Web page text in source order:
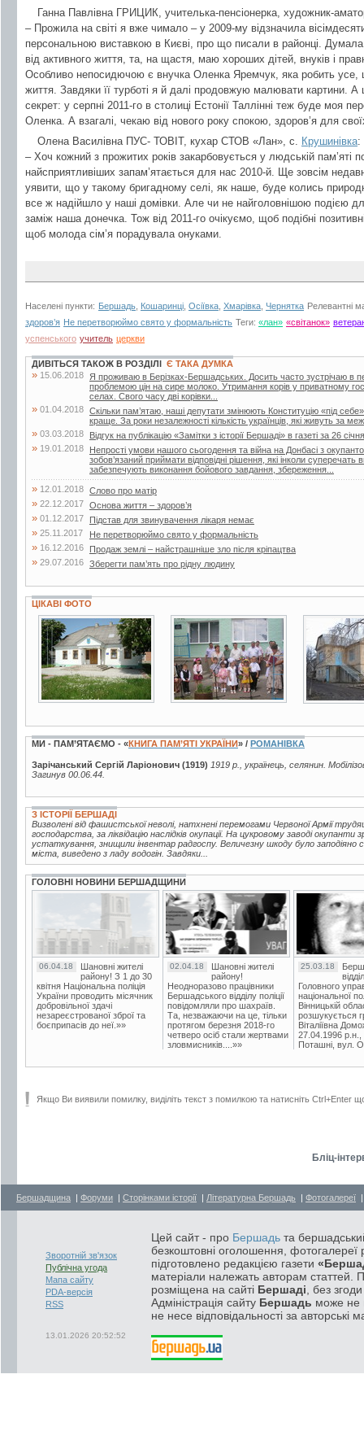
Ганна Павлівна ГРИЦИК, учителька-пенсіонерка, художник-
– Прожила на світі я вже чимало – у 2009-му відзначила
персональною виставкою в Києві, про що писали в районці.
від активного життя, та, на щастя, маю хороших дітей, внуків і
Особливо непосидючою є внучка Оленка Яремчук, яка робить усе,
життя. Завдяки її турботі я й далі продовжую малювати картини.
секрет: у серпні 2011-го в столиці Естонії Таллінні теж буде моя
Оленка. А взагалі, чекаю від нового року спокою, здоров’я для
Олена Василівна ПУС- ТОВІТ, кухар СТОВ «Лан», с. Крушинівка:
– Хоч кожний з прожитих років закарбовується у людській пам’яті
найсприятливіших запам’ятається для нас 2010-й. Ще зовсім
уявити, що у такому бригадному селі, як наше, буде колись
все ж надійшло у наші домівки. Але чи не найголовнішою подією
заміж наша донечка. Тож від 2011-го очікуємо, щоб подібні
щоб молода сім’я порадувала онуками.
Населені пункти: Бершадь Кошаринці Осіївка Хмарівка Чернятка Релевантні
здоров’я Не перетворюймо свято у формальність Теги: «лан» «світанок»
успенського учитель церкви
ДИВІТЬСЯ ТАКОЖ В РОЗДІЛІ Є ТАКА ДУМКА
» 15.06.2018
Я проживаю в Берізках-Бершадських. Досить часто зустрічаю в
проблемою цін на сире молоко. Утримання корів у приватному
селах. Свого часу дві корівки...
» 01.04.2018 Скільки пам’ятаю, наші депутати змінюють Конституцію «під
краще. За роки незалежності кількість українців, які живуть за
» 03.03.2018 Відгук на публікацію «Замітки з історії Бершаді» в газеті за 26
» 19.01.2018
Непрості умови нашого сьогодення та війна на Донбасі з
зобов’язаний приймати відповідні рішення, які інколи
забезпечують виконання бойового завдання, збереження...
» 12.01.2018 Слово про матір
» 22.12.2017 Основа життя – здоров’я
» 01.12.2017 Підстав для звинувачення лікаря немає
» 25.11.2017 Не перетворюймо свято у формальність
» 16.12.2016 Продаж землі – найстрашніше зло після кріпацтва
» 29.07.2016 Зберегти пам’ять про рідну людину
ЦІКАВІ ФОТО
6 фото 7 фото 19 фото
МИ - ПАМ’ЯТАЄМО - «КНИГА ПАМ’ЯТІ УКРАЇНИ» / РОМАНІВКА
Зарічанський Сергій Ларіонович (1919) 1919 р., українець, селянин.
Загинув 00.06.44.
З ІСТОРІЇ БЕРШАДІ
Визволені від фашистської неволі, натхнені перемогами Червоної Армії
господарства, за ліквідацію наслідків окупації. На цукровому заводі
устаткування, знищили інвентар радгоспу. Величезну шкоду було заподіяно
міста, виведено з ладу водогін. Завдяки...
ГОЛОВНІ НОВИНИ БЕРШАДЩИНИ
06.04.18
Шановні жителі
району! З 1 до 30
квітня Національна поліція
України проводить місячник
добровільної здачі
незареєстрованої зброї та
боєприпасів до неї.»»
02.04.18
Шановні жителі
району!
Неодноразово працівники
Бершадського відділу поліції
повідомляли про шахраїв.
Та, незважаючи на це, тільки
протягом березня 2018-го
четверо осіб стали жертвами
зловмисників....»»
25.03.18
Головного
національної
Вінницькій
розшукується
Віталіївна
27.04.1996 р.н.,
Поташні, вул.
Якщо Ви виявили помилку, виділіть текст з помилкою та натисніть Ctrl+Enter
Бліц-
Бершадщина | Форуми | Сторінками історії | Літературна Бершадь | Фотогалереї
Зворотній зв'язок
Публічна угода
Мапа сайту
PDA-версія
RSS
13.01.2026 20:52:52
Цей сайт - про Бершадь та
безкоштовні оголошення, фотогалереї
підготовлено редакцією газети
матеріали належать авторам статтей.
розміщена на сайті Бершаді , без
Адміністрація сайту Бершадь може не
не несе відповідальності за авторські